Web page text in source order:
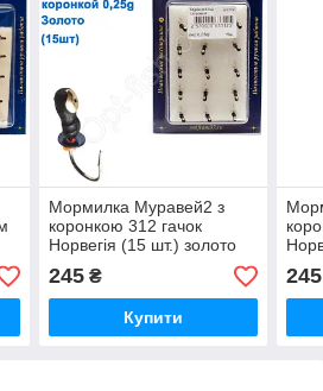
Мормилка Муравей2 з
коронкою 312 гачок
Норвегія (15 шт.) золото
245₴
Купити
245